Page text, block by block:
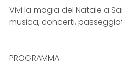
Vivi la magia del Natale a
musica, concerti,
PROGRAMMA: